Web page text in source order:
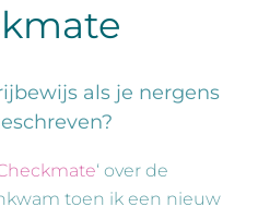
als je nergens
‘ over de
toen ik een nieuw